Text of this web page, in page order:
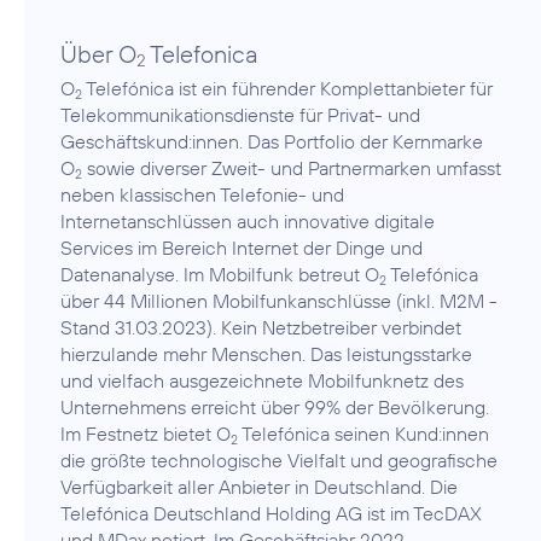
Über O2 Telefonica
O2 Telefónica ist ein führender Komplettanbieter für
Telekommunikationsdienste für Privat- und
Geschäftskund:innen. Das Portfolio der Kernmarke
O2 sowie diverser Zweit- und Partnermarken umfasst
neben klassischen Telefonie- und
Internetanschlüssen auch innovative digitale
Services im Bereich Internet der Dinge und
Datenanalyse. Im Mobilfunk betreut O2 Telefónica
über 44 Millionen Mobilfunkanschlüsse (inkl. M2M -
Stand 31.03.2023). Kein Netzbetreiber verbindet
hierzulande mehr Menschen. Das leistungsstarke
und vielfach ausgezeichnete Mobilfunknetz des
Unternehmens erreicht über 99% der Bevölkerung.
Im Festnetz bietet O2 Telefónica seinen Kund:innen
die größte technologische Vielfalt und geografische
Verfügbarkeit aller Anbieter in Deutschland. Die
Telefónica Deutschland Holding AG ist im TecDAX